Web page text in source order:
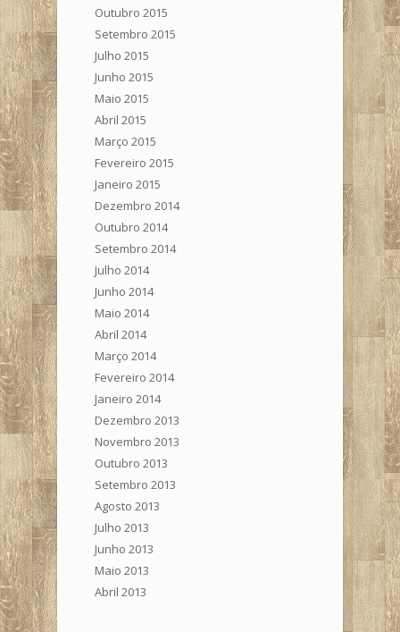
Outubro 2015
Setembro 2015
Julho 2015
Junho 2015
Maio 2015
Abril 2015
Março 2015
Fevereiro 2015
Janeiro 2015
Dezembro 2014
Outubro 2014
Setembro 2014
Julho 2014
Junho 2014
Maio 2014
Abril 2014
Março 2014
Fevereiro 2014
Janeiro 2014
Dezembro 2013
Novembro 2013
Outubro 2013
Setembro 2013
Agosto 2013
Julho 2013
Junho 2013
Maio 2013
Abril 2013